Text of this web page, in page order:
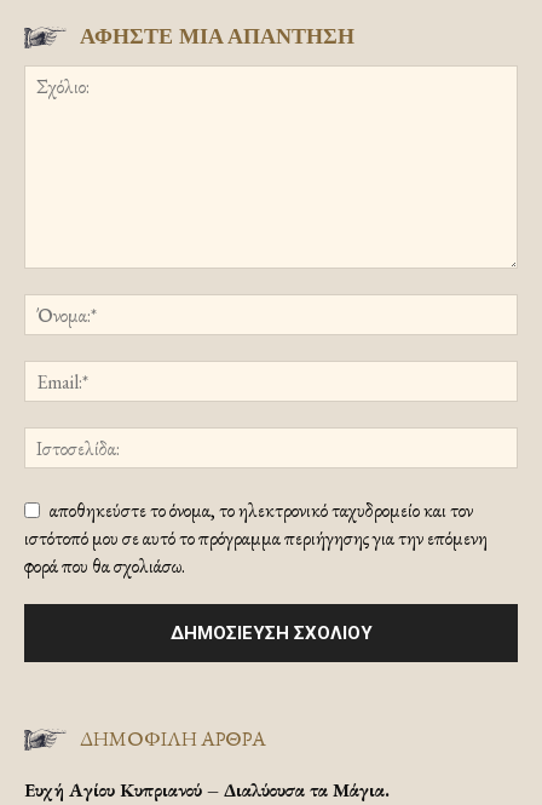
ΑΦΗΣΤΕ ΜΙΑ ΑΠΑΝΤΗΣΗ
αποθηκεύστε το όνομα, το ηλεκτρονικό ταχυδρομείο και τον
ιστότοπό μου σε αυτό το πρόγραμμα περιήγησης για την επόμενη
φορά που θα σχολιάσω.
ΔΗΜΟΦΙΛΗ ΑΡΘΡΑ
Ευχή Αγίου Κυπριανού – Διαλύουσα τα Μάγια.